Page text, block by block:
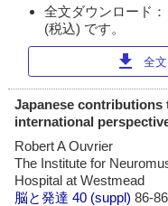
全文ダウンロード
(税込) です。
download 全
Japanese
international
Robert A Ouvrier
The Institute for
Hospital at Westmead
脳と発達 40 (suppl)86-